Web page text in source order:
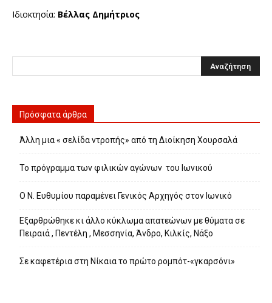
Ιδιοκτησία: Βέλλας Δημήτριος
Πρόσφατα άρθρα
Άλλη μια « σελίδα ντροπής» από τη Διοίκηση Χουρσαλά
Το πρόγραμμα των φιλικών αγώνων του Ιωνικού
Ο Ν. Ευθυμίου παραμένει Γενικός Αρχηγός στον Ιωνικό
Εξαρθρώθηκε κι άλλο κύκλωμα απατεώνων με θύματα σε
Πειραιά , Πεντέλη , Μεσσηνία, Άνδρο, Κιλκίς, Νάξο
Σε καφετέρια στη Νίκαια το πρώτο ρομπότ-«γκαρσόνι»